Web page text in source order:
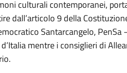
culturali contemporanei,
dall’articolo 9 della
Santarcangelo, PenSa
mentre i consiglieri di